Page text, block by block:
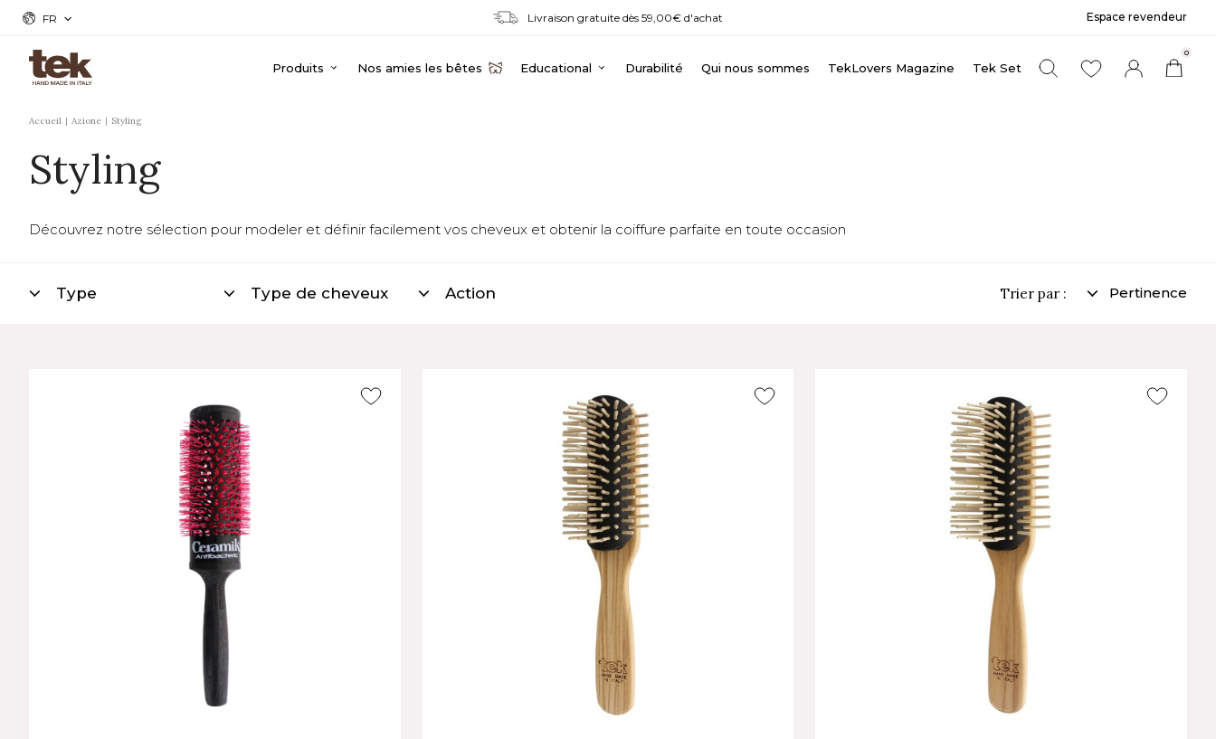
Livraison gratuite dès 59,00€ d'achat
0
Produits Nos amies les bêtes Educational Durabilité Qui nous sommes TekLovers Magazine Tek Set
FR Espace revendeur
Accueil Azione Styling
Styling
Découvrez notre sélection pour modeler et définir facilement vos cheveux et obtenir la coiffure parfaite en toute occasion
Trier par : Pertinence
Type Type de cheveux Action